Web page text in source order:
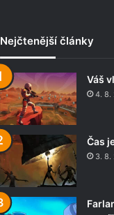
Nejčtenější články
Váš
4. 8.
Čas
3. 8.